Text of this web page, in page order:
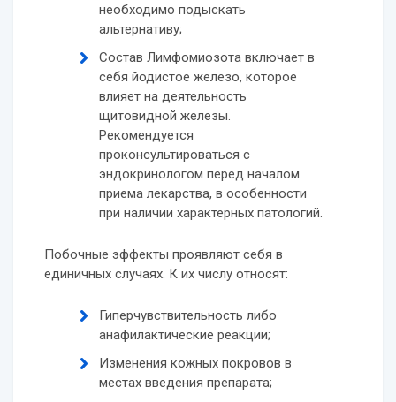
необходимо подыскать
альтернативу;
Состав Лимфомиозота включает в
себя йодистое железо, которое
влияет на деятельность
щитовидной железы.
Рекомендуется
проконсультироваться с
эндокринологом перед началом
приема лекарства, в особенности
при наличии характерных патологий.
Побочные эффекты проявляют себя в
единичных случаях. К их числу относят:
Гиперчувствительность либо
анафилактические реакции;
Изменения кожных покровов в
местах введения препарата;